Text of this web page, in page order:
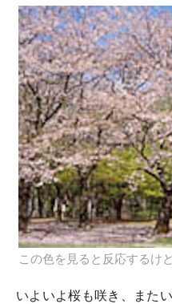
この色を見ると反応するけ
いよいよ桜も咲き、また